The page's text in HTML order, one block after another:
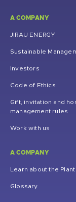
A COMPANY
JIRAU ENERGY
Sustainable
Investors
Code of Ethics
Gift, invitation and
management rules
Work with us
A COMPANY
Learn about the Plant
Glossary